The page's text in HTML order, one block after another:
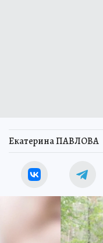
Екатерина ПАВЛОВА